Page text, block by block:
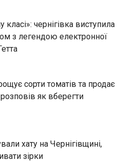
чернігівка виступила
з легендою електронної
сорти томатів та продає
як вберегти
хату на Чернігівщині,
зірки